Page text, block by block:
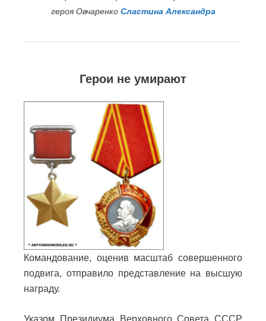
героя Овчаренко Сластина Александра
Герои не умирают
Командование, оценив масштаб совершенного
подвига, отправило представление на высшую
награду.
Указом Президиума Верховного Совета СССР